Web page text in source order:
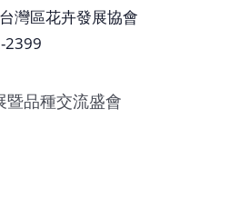
灣區花卉發展協會
2399
暨品種交流盛會